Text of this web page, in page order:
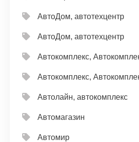
АвтоДом, автотехцентр
АвтоДом, автотехцентр
Автокомплекс,
Автокомплекс,
Автолайн, автокомплекс
Автомагазин
Автомир